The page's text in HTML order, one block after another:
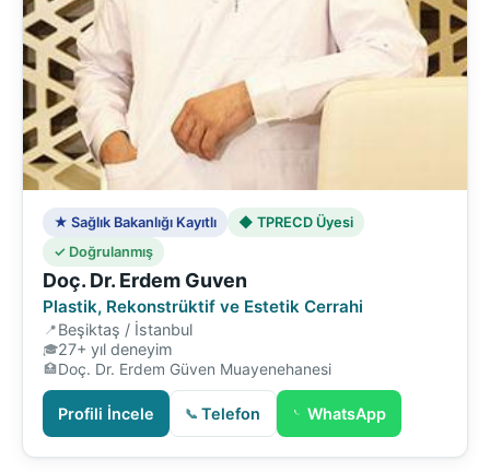
★ Sağlık Bakanlığı Kayıtlı
◆ TPRECD Üyesi
✓ Doğrulanmış
Doç. Dr. Erdem Guven
Plastik, Rekonstrüktif ve Estetik Cerrahi
Beşiktaş / İstanbul
27+ yıl deneyim
Doç. Dr. Erdem Güven Muayenehanesi
Profili İncele Telefon WhatsApp